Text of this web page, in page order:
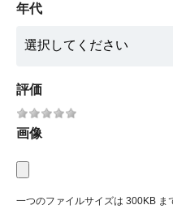
年代
評価
画像
一つのファイルサイズは 300KB ま